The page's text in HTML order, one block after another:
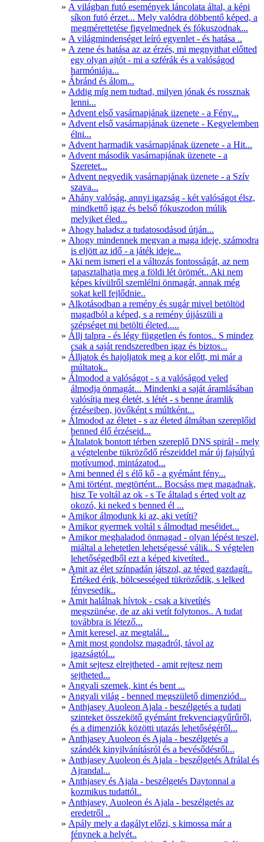
A világban futó események láncolata által, a képi
síkon futó érzet... Mely valódra döbbentő képed, a
megmérettetése figyelmednek és fókuszodnak...
A világmindenséget leíró egyenlet - és hatása ..
A zene és hatása az az érzés, mi megnyithat előtted
egy olyan ajtót - mi a szférák és a valóságod
harmóniája...
Ábránd és álom...
Addig míg nem tudtad, milyen jónak és rossznak
lenni...
Advent első vasárnapjának üzenete - a Fény...
Advent első vasárnapjának üzenete - Kegyelemben
élni...
Advent harmadik vasárnapjának üzenete - a Hit...
Advent második vasárnapjának üzenete - a
Szeretet...
Advent negyedik vasárnapjának üzenete - a Szív
szava...
Ahány valóság, annyi igazság - két valóságot élsz,
mindkettő igaz és belső fókuszodon múlik
melyiket éled...
Ahogy haladsz a tudatosodásod útján...
Ahogy mindennek megvan a maga ideje, számodra
is eljött az idő - a játék ideje...
Aki nem ismeri el a változás fontosságát, az nem
tapasztalhatja meg a földi lét örömét.. Aki nem
képes kívülről szemlélni önmagát, annak még
sokat kell fejlődnie..
Alkotásodban a remény és sugár mivel betöltöd
magadból a képed, s a remény újjászüli a
szépséget mi betölti életed.....
Állj talpra - és légy független és fontos.. S mindez
csak a saját rendszeredben igaz és biztos...
Álljatok és hajoljatok meg a kor előtt, mi már a
múltatok..
Álmodod a valóságot - s a valóságod veled
álmodja önmagát... Mindenki a saját áramlásában
valósítja meg életét, s létét - s benne áramlik
érzéseiben, jövőként s múltként...
Álmodod az életet - s az életed álmában szereplőid
benned élő érzéseid...
Általatok bontott térben szereplő DNS spirál - mely
a végtelenbe tükröződő részeiddel már új fajsúlyú
motívumod, mintázatod...
Ami benned él s élő kő - a gyémánt fény...
Ami történt, megtörtént... Bocsáss meg magadnak,
hisz Te voltál az ok - s Te általad s érted volt az
okozó, ki neked s benned él ...
Amikor álmodunk ki az, aki vetíti?
Amikor gyermek voltál s álmodtad meséidet...
Amikor meghaladod önmagad - olyan lépést teszel,
miáltal a lehetetlen lehetségessé válik.. S végtelen
lehetőségedből ezt a képed kivetíted..
Amit az élet színpadán játszol, az téged gazdagít..
Értéked érik, bölcsességed tükröződik, s lelked
fényesedik..
Amit halálnak hívtok - csak a kivetítés
megszünése, de az aki vetít folytonos.. A tudat
továbbra is létező...
Amit keresel, az megtalál...
Amit most gondolsz magadról, távol az
igazságtól...
Amit sejtesz elrejtheted - amit rejtesz nem
sejtheted...
Angyali szemek, kint és bent ...
Angyali világ - benned megszülető dimenziód...
Anthjasey Auoleon Ajala - beszélgetés a tudati
szinteket összekötő gyémánt frekvenciagyűrűről,
és a dimenziók közötti utazás lehetőségéről...
Anthjasey Auoleon és Ajala - beszélgetés a
szándék kinyilvánításról és a bevésődésről...
Anthjasey Auoleon és Ajala - beszélgetés Afrálal és
Ajrandal...
Anthjasey és Ajala - beszélgetés Daytonnal a
kozmikus tudattól..
Anthjasey, Auoleon és Ajala - beszélgetés az
eredetről ..
Apály mely a dagályt előzi, s kimossa már a
fénynek a helyét..